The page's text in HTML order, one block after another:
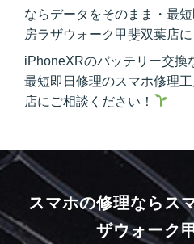
ならデータをそのまま・最
房ラザウォーク甲斐双葉店に
iPhoneXRのバッテリー交換
最短即日修理のスマホ修理
店にご相談ください！
スマホの修理ならス
ザウォーク